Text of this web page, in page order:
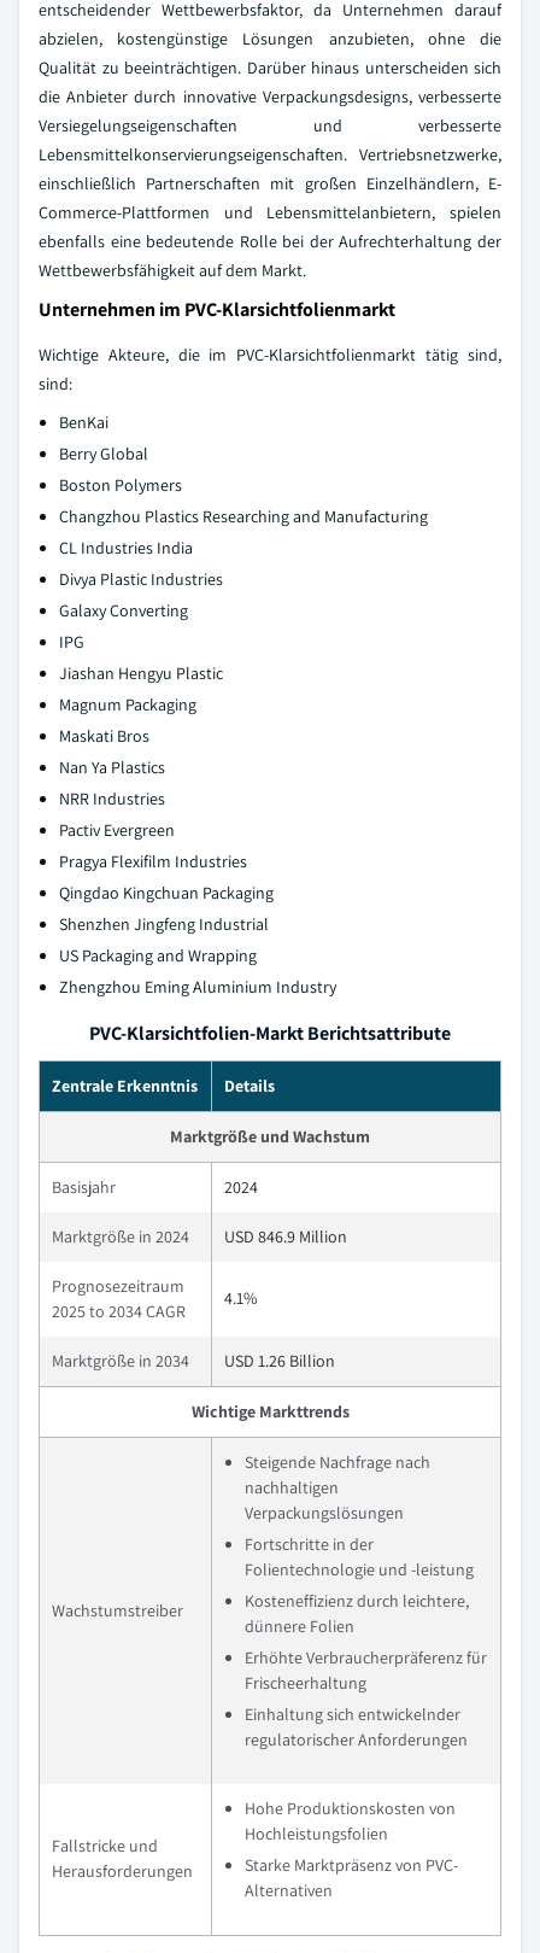
entscheidender Wettbewerbsfaktor, da Unternehmen darauf
abzielen, kostengünstige Lösungen anzubieten, ohne die
Qualität zu beeinträchtigen. Darüber hinaus unterscheiden sich
die Anbieter durch innovative Verpackungsdesigns, verbesserte
Versiegelungseigenschaften und verbesserte
Lebensmittelkonservierungseigenschaften. Vertriebsnetzwerke,
einschließlich Partnerschaften mit großen Einzelhändlern, E-
Commerce-Plattformen und Lebensmittelanbietern, spielen
ebenfalls eine bedeutende Rolle bei der Aufrechterhaltung der
Wettbewerbsfähigkeit auf dem Markt.
Unternehmen im PVC-Klarsichtfolienmarkt
Wichtige Akteure, die im PVC-Klarsichtfolienmarkt tätig sind,
sind:
BenKai
Berry Global
Boston Polymers
Changzhou Plastics Researching and Manufacturing
CL Industries India
Divya Plastic Industries
Galaxy Converting
IPG
Jiashan Hengyu Plastic
Magnum Packaging
Maskati Bros
Nan Ya Plastics
NRR Industries
Pactiv Evergreen
Pragya Flexifilm Industries
Qingdao Kingchuan Packaging
Shenzhen Jingfeng Industrial
US Packaging and Wrapping
Zhengzhou Eming Aluminium Industry
PVC-Klarsichtfolien-Markt Berichtsattribute
Zentrale Erkenntnis Details
Marktgröße und Wachstum
Basisjahr 2024
Marktgröße in 2024 USD 846.9 Million
Prognosezeitraum
2025 to 2034 CAGR
4.1%
Marktgröße in 2034 USD 1.26 Billion
Wichtige Markttrends
Wachstumstreiber
Steigende Nachfrage nach
nachhaltigen
Verpackungslösungen
Fortschritte in der
Folientechnologie und -leistung
Kosteneffizienz durch leichtere,
dünnere Folien
Erhöhte Verbraucherpräferenz für
Frischeerhaltung
Einhaltung sich entwickelnder
regulatorischer Anforderungen
Fallstricke und
Herausforderungen
Hohe Produktionskosten von
Hochleistungsfolien
Starke Marktpräsenz von PVC-
Alternativen